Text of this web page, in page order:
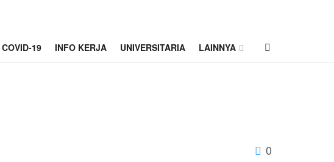
COVID-19 INFO KERJA UNIVERSITARIA LAINNYA
0